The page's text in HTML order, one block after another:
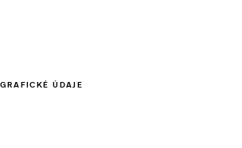
vyznával jen kvality importního
Realizace svého scénáře se však
hudební témata významnou roli,
ÚDAJE